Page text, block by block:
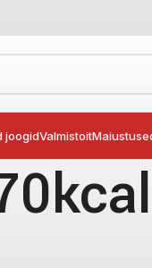
joogidValmistoit